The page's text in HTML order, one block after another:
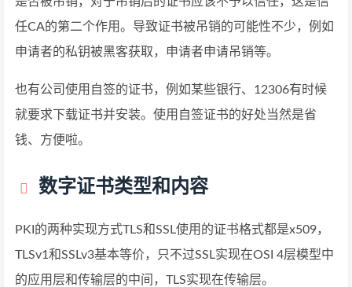
任CA的第二个作用。导致证书被吊销的可能性不少，例如
申请者的私钥被黑客获取，申请者申请吊销等。
也有公司使用自签的证书，例如某些银行、12306有时候
就要求下载证书并安装。使用自签证书的好处当然是省
钱、方便啦。
数字证书类型和内容
PKI的两种实现方式TLS和SSL使用的证书格式都是x509，
TLSv1和SSLv3基本等价，只不过SSL实现在OSI 4层模型中
的应用层和传输层的中间，TLS实现在传输层。